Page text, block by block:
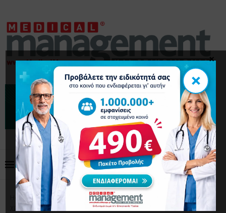
Home Επικαιρότητα
Ιατρικά νέα που αξίζουν τον
χρόνο σας
×
×